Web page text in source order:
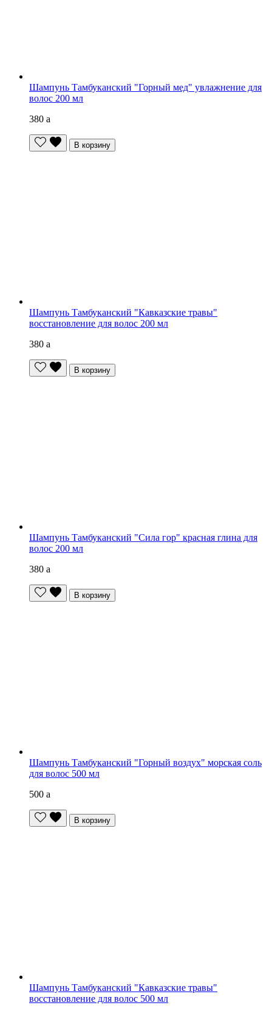
Шампунь Тамбуканский "Горный мед" увлажнение для
волос 200 мл
380 a
В корзину
Шампунь Тамбуканский "Кавказские травы"
восстановление для волос 200 мл
380 a
В корзину
Шампунь Тамбуканский "Сила гор" красная глина для
волос 200 мл
380 a
В корзину
Шампунь Тамбуканский "Горный воздух" морская соль
для волос 500 мл
500 a
В корзину
Шампунь Тамбуканский "Кавказские травы"
восстановление для волос 500 мл